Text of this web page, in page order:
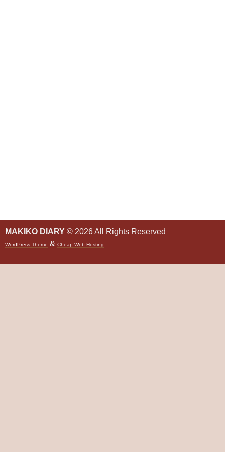
MAKIKO DIARY © 2026 All Rights Reserved
WordPress Theme & Cheap Web Hosting